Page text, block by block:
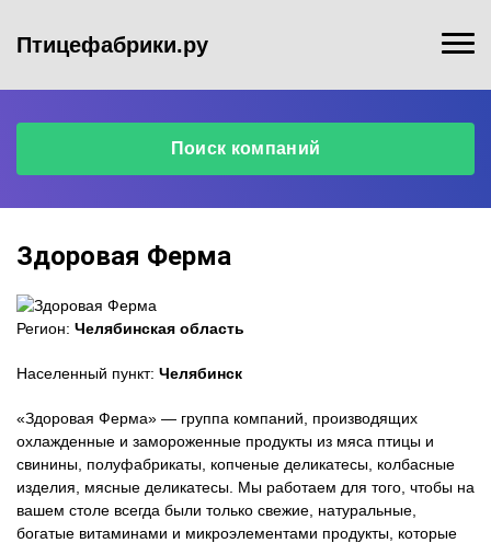
Птицефабрики.ру
Поиск компаний
Здоровая Ферма
Регион: Челябинская область
Населенный пункт: Челябинск
«Здоровая Ферма» — группа компаний, производящих
охлажденные и замороженные продукты из мяса птицы и
свинины, полуфабрикаты, копченые деликатесы, колбасные
изделия, мясные деликатесы. Мы работаем для того, чтобы на
вашем столе всегда были только свежие, натуральные,
богатые витаминами и микроэлементами продукты, которые